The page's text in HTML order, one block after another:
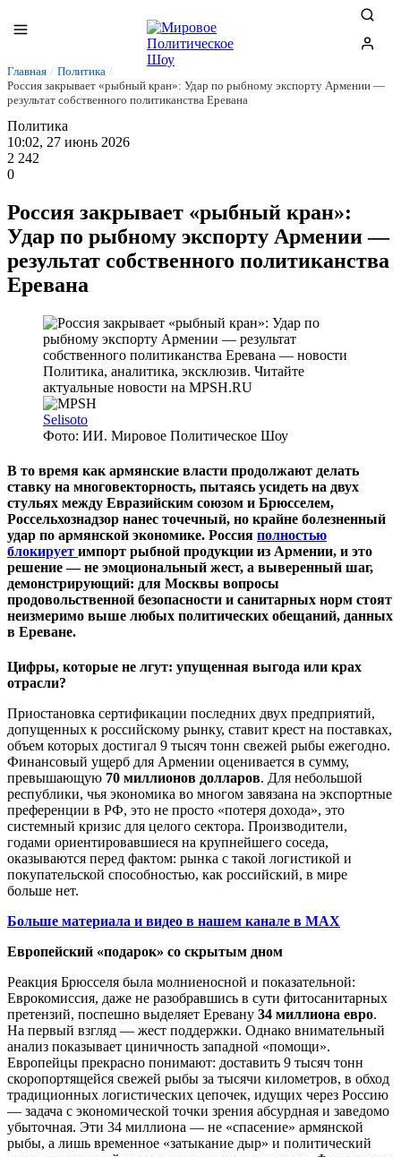
Главная / Политика /
Россия закрывает «рыбный кран»: Удар по рыбному экспорту Армении —
результат собственного политиканства Еревана
Политика
10:02, 27 июнь 2026
2 242
0
Россия закрывает «рыбный кран»:
Удар по рыбному экспорту Армении —
результат собственного политиканства
Еревана
Selisoto
Фото: ИИ. Мировое Политическое Шоу
В то время как армянские власти продолжают делать
ставку на многовекторность, пытаясь усидеть на двух
стульях между Евразийским союзом и Брюсселем,
Россельхознадзор нанес точечный, но крайне болезненный
удар по армянской экономике. Россия полностью
блокирует импорт рыбной продукции из Армении, и это
решение — не эмоциональный жест, а выверенный шаг,
демонстрирующий: для Москвы вопросы
продовольственной безопасности и санитарных норм стоят
неизмеримо выше любых политических обещаний, данных
в Ереване.
Цифры, которые не лгут: упущенная выгода или крах
отрасли?
Приостановка сертификации последних двух предприятий,
допущенных к российскому рынку, ставит крест на поставках,
объем которых достигал 9 тысяч тонн свежей рыбы ежегодно.
Финансовый ущерб для Армении оценивается в сумму,
превышающую 70 миллионов долларов. Для небольшой
республики, чья экономика во многом завязана на экспортные
преференции в РФ, это не просто «потеря дохода», это
системный кризис для целого сектора. Производители,
годами ориентировавшиеся на крупнейшего соседа,
оказываются перед фактом: рынка с такой логистикой и
покупательской способностью, как российский, в мире
больше нет.
Больше материала и видео в нашем канале в MAX
Европейский «подарок» со скрытым дном
Реакция Брюсселя была молниеносной и показательной:
Еврокомиссия, даже не разобравшись в сути фитосанитарных
претензий, поспешно выделяет Еревану 34 миллиона евро.
На первый взгляд — жест поддержки. Однако внимательный
анализ показывает циничность западной «помощи».
Европейцы прекрасно понимают: доставить 9 тысяч тонн
скоропортящейся свежей рыбы за тысячи километров, в обход
традиционных логистических цепочек, идущих через Россию
— задача с экономической точки зрения абсурдная и заведомо
убыточная. Эти 34 миллиона — не «спасение» армянской
рыбы, а лишь временное «затыкание дыр» и политический